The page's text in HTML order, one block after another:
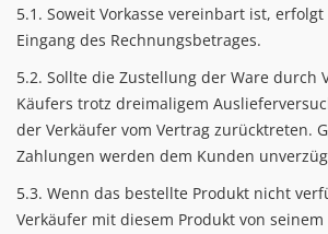
5.1. Soweit Vorkasse vereinbart ist,
Eingang des Rechnungsbetrages.
5.2. Sollte die Zustellung der Ware durch
Käufers trotz dreimaligem
der Verkäufer vom Vertrag zurücktreten.
Zahlungen werden dem Kunden
5.3. Wenn das bestellte Produkt nicht
Verkäufer mit diesem Produkt von